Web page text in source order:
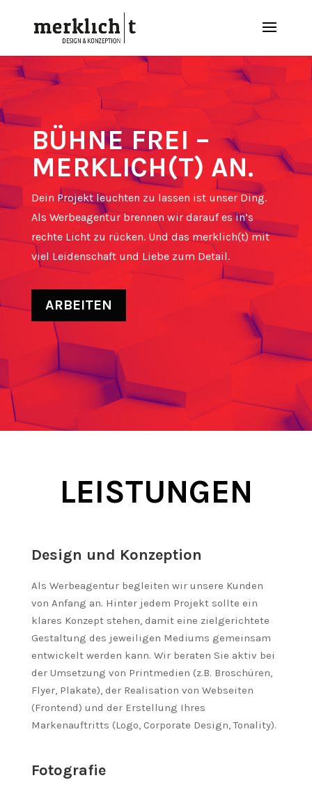
BÜHNE FREI –
MERKLICH(T) AN.
Dein Projekt leuchten zu lassen ist unser Ding.
Als Werbeagentur brennen wir darauf es in’s
rechte Licht zu rücken. Und das merklich(t) mit
viel Leidenschaft und Liebe zum Detail.
ARBEITEN
LEISTUNGEN
Design und Konzeption
Als Werbeagentur begleiten wir unsere Kunden
von Anfang an. Hinter jedem Projekt sollte ein
klares Konzept stehen, damit eine zielgerichtete
Gestaltung des jeweiligen Mediums gemeinsam
entwickelt werden kann. Wir beraten Sie aktiv bei
der Umsetzung von Printmedien (z.B. Broschüren,
Flyer, Plakate), der Realisation von Webseiten
(Frontend) und der Erstellung Ihres
Markenauftritts (Logo, Corporate Design, Tonality).
Fotografie